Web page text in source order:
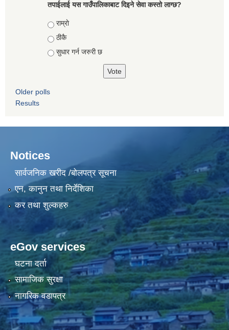
तपाईलाई यस गाउँपालिकाबाट दिइने सेवा कस्तो लाग्छ?
Choices
राम्राे
ठीकै
सुधार गर्न जरुरी छ
Older polls
Results
Notices
सार्वजनिक खरीद /बोलपत्र सूचना
एन, कानुन तथा निर्देशिका
कर तथा शुल्कहरु
eGov services
घटना दर्ता
सामाजिक सुरक्षा
नागरिक वडापत्र